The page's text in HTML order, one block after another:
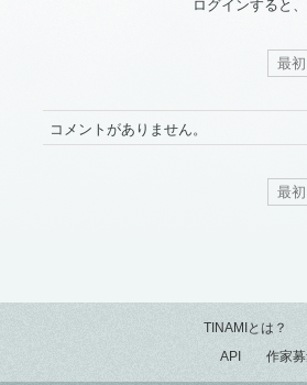
ログインすると
最初
コメントがありません。
最初
TINAMIとは？
API
作家